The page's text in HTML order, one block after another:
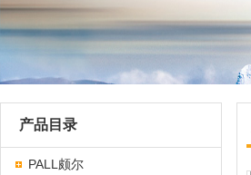
产品目录
PALL颇尔